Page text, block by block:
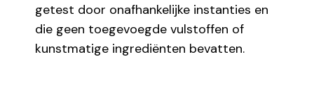
getest door onafhankelijke instanties en
die geen toegevoegde vulstoffen of
kunstmatige ingrediënten bevatten.